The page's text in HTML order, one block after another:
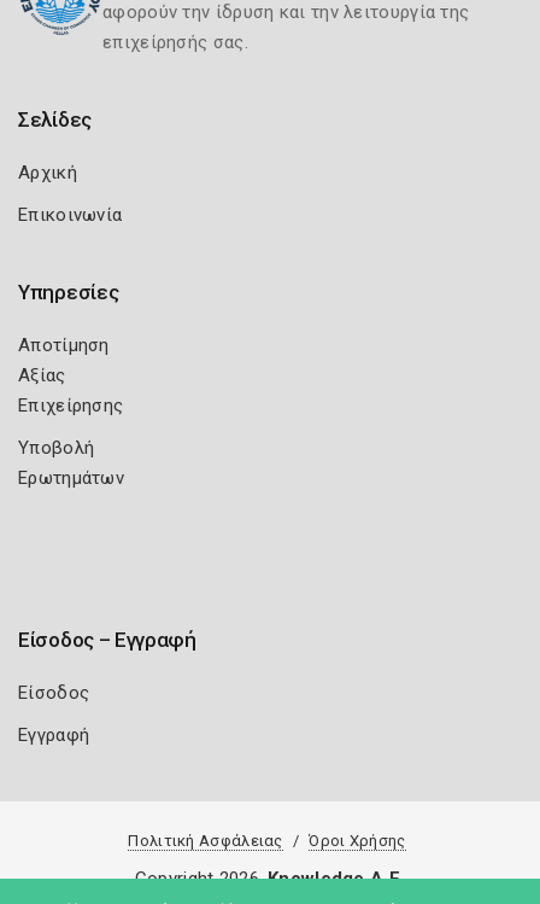
αφορούν την ίδρυση και την λειτουργία της
επιχείρησής σας.
Σελίδες
Αρχική
Επικοινωνία
Υπηρεσίες
Αποτίμηση
Αξίας
Επιχείρησης
Υποβολή
Ερωτημάτων
Είσοδος – Εγγραφή
Είσοδος
Εγγραφή
Πολιτική Ασφάλειας Όροι Χρήσης
Copyright 2026 Knowledge A.E.